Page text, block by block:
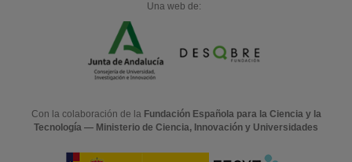
Una web de:
Con la colaboración de la Fundación Española para la Ciencia y la
Tecnología — Ministerio de Ciencia, Innovación y Universidades